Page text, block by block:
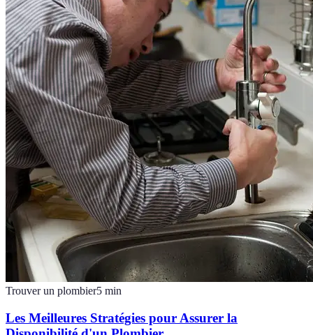
Trouver un plombier5 min
Les Meilleures Stratégies pour Assurer la